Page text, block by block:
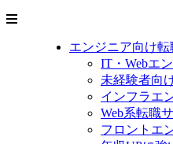
エンジニア向け転
IT・Webエ
未経験者向
インフラエ
Web系転職
フロントエ